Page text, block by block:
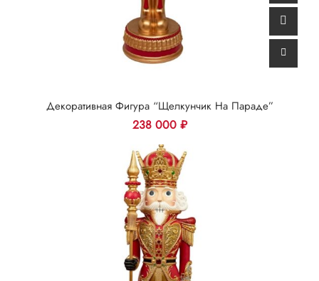
Декоративная Фигура “Щелкунчик На Параде”
238 000 ₽